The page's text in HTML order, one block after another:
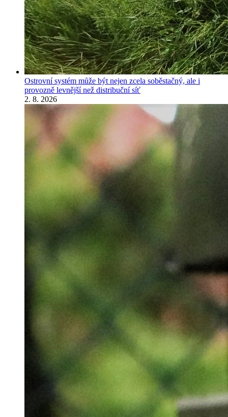
Ostrovní systém může být nejen zcela soběstačný, ale i
provozně levnější než distribuční síť
2. 8. 2026